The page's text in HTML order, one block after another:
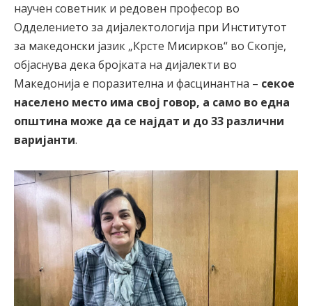
научен советник и редовен професор во
Одделението за дијалектологија при Институтот
за македонски јазик „Крсте Мисирков“ во Скопје,
објаснува дека бројката на дијалекти во
Македонија е поразителна и фасцинантна – секое
населено место има свој говор, а само во една
општина може да се најдат и до 33 различни
варијанти.